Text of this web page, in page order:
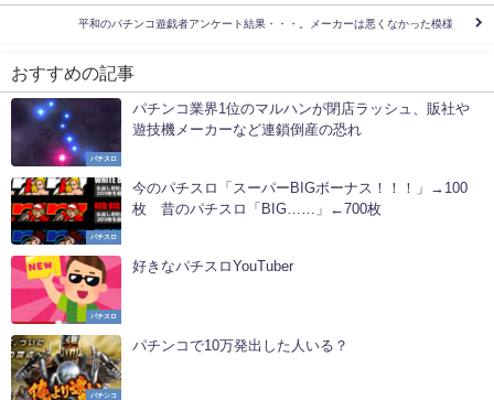
平和のパチンコ遊戯者アンケート結果・・・。メーカーは悪くなかった模様
おすすめの記事
パチスロ
パチンコ業界1位のマルハンが閉店ラッシュ、販社や
遊技機メーカーなど連鎖倒産の恐れ
パチスロ
今のパチスロ「スーパーBIGボーナス！！！」→100
枚 昔のパチスロ「BIG……」←700枚
パチスロ
好きなパチスロYouTuber
パチンコ
パチンコで10万発出した人いる？